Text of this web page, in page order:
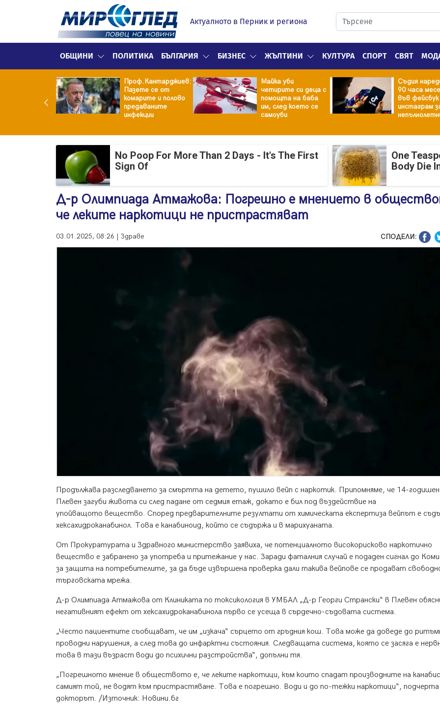
Актуалното в Перник и региона
ОБЩИНИ ПОЛИТИКА БЪЛГАРИЯ БИЗНЕС ЖЪЛТИНИ КУЛТУРА СПОРТ СВЯТ
Беше със 120-
жена!
Проф.Кантарджиев:
Пазете се от
комарите и полово
предаваните
инфекции
Майка уби
четирите си деца с
помощта на баба
им, след което се
самоуби
Съдия
90 часа
във фейсбук
инстаграм
No Poop For More Than 2 Days - It's The First
Sign Of
One
Body Die
Д-р Олимпиада Атмажова: Погрешно е мнението в
че леките наркотици не пристрастяват
03.01.2025, 08:26 | Здраве СПОДЕЛИ:
Продължава разследването за смъртта на детето, пушило вейп с наркотик. Припомняме, че 14-
Плевен загуби живота си след падане от седмия етаж, докато е бил под въздействие на
упойващото вещество. Според предварителните резултати от химическата експертиза вейпът е
хексахидроканабинол. Това е канабиноид, който се съдържа и в марихуаната.
От Прокуратурата и Здравного министерство заявиха, че потенциалното високорисково наркотично
вещество е забранено за употреба и притежание у нас. Заради фаталния случай е подаден сигнал до
за защита на потребителите, за да бъде извършена проверка дали такива вейпове се продават
търговската мрежа.
Д-р Олимпиада Атмажова от Клиниката по токсикология в УМБАЛ „Д-р Георги Странски“ в Плевен
негативният ефект от хексахидроканабинола първо се усеща в сърдечно-съдовата система.
„Често пациентите съобщават, че им „изкача“ сърцето от гръдния кош. Това може да доведе до
проводни нарушения, а след това до инфарктни състояния. Следващата система, която се засяга е
това в тази възраст води до психични разстройства“, допълни тя.
„Погрешното мнение в обществото е, че леките наркотици, към които спадат производните на
самият той, не водят към пристрастяване. Това е погрешно. Води и до по-тежки наркотици“, подчерта
докторът. /Източник: Новини.бг